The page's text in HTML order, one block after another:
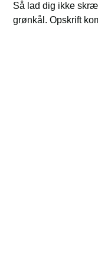
Så lad dig ikke
grønkål. Opskrift